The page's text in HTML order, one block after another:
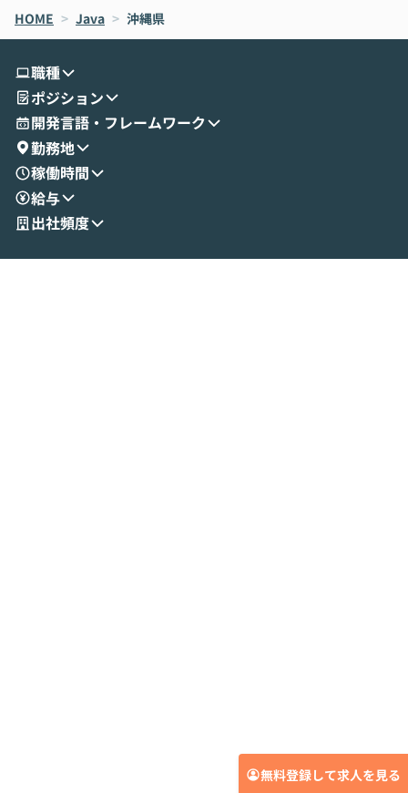
oworkの基本的な機能をご紹介いただきま
す。 続く公開デモでは、実際にCoworkを
せいただきます。数分でワークフローが完
成する手軽さや、Gmail等の外部サービス
とセキュアに連携できるポイントなど、実
演を通じて具体的なイメージをお届けしま
す。 後半のディスカッションでは、セキュ
リティの考え方や社内導入の進め方など、
現場目線でさらに深掘りしていきます。
「自分の業務をAIで自動化してみたいけ
いう方にこそ参加いただきたいイベントで
ント構築の最前
HOME > Java > 沖縄県
職種
ポジション
開発言語・フレームワーク
勤務地
稼働時間
給与
出社頻度
無料登録して求人を見る